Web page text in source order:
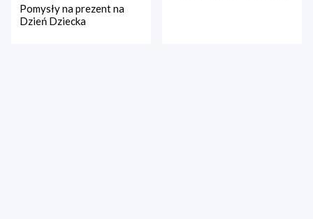
Pomysły na prezent na
Dzień Dziecka